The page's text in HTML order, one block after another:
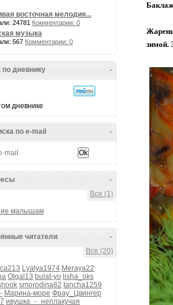
восточная мелодия...
24781 Комментарии: 0
музыка
567 Комментарии: 0
-
по дневнику
дневнике
-
по e-mail
-
Все (1)
малышам
-
читатели
Все (20)
Lyalya1974 Meraya22
Olgal13 bulat-yo lisha_oks
smorodina82 tancha1259
Марина-море Фрау_Цвингер
ивушка_-_неплакучая
зимой.